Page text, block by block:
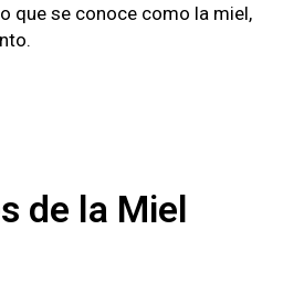
que se conoce como la miel,
de la Miel